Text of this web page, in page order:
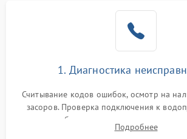
1. Диагностика
Считывание кодов ошибок, осмотр на
засоров. Проверка подключения к
жалоб на отсутствие слива,
разбрызгивателей или срабатывание
Подробнее